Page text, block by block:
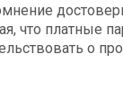
что платные
о